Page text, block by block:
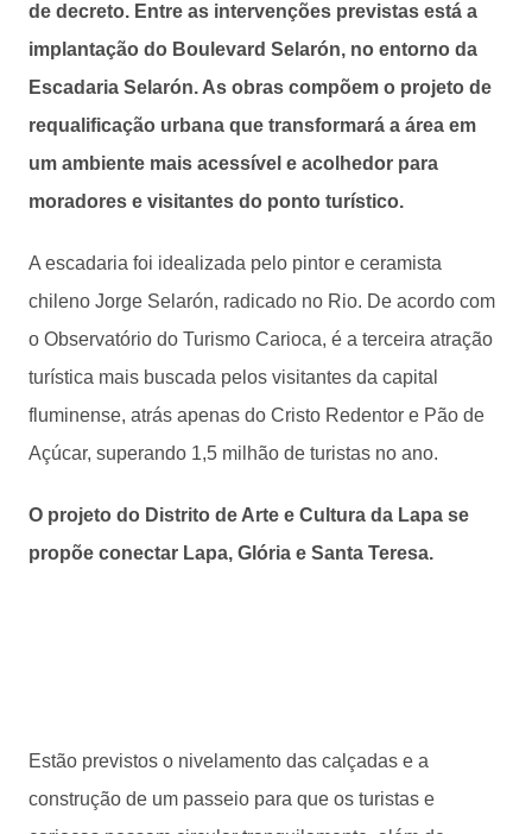
de decreto. Entre as intervenções previstas está a
implantação do Boulevard Selarón, no entorno da
Escadaria Selarón. As obras compõem o projeto de
requalificação urbana que transformará a área em
um ambiente mais acessível e acolhedor para
moradores e visitantes do ponto turístico.
A escadaria foi idealizada pelo pintor e ceramista
chileno Jorge Selarón, radicado no Rio. De acordo com
o Observatório do Turismo Carioca, é a terceira atração
turística mais buscada pelos visitantes da capital
fluminense, atrás apenas do Cristo Redentor e Pão de
Açúcar, superando 1,5 milhão de turistas no ano.
O projeto do Distrito de Arte e Cultura da Lapa se
propõe conectar Lapa, Glória e Santa Teresa.
Estão previstos o nivelamento das calçadas e a
construção de um passeio para que os turistas e